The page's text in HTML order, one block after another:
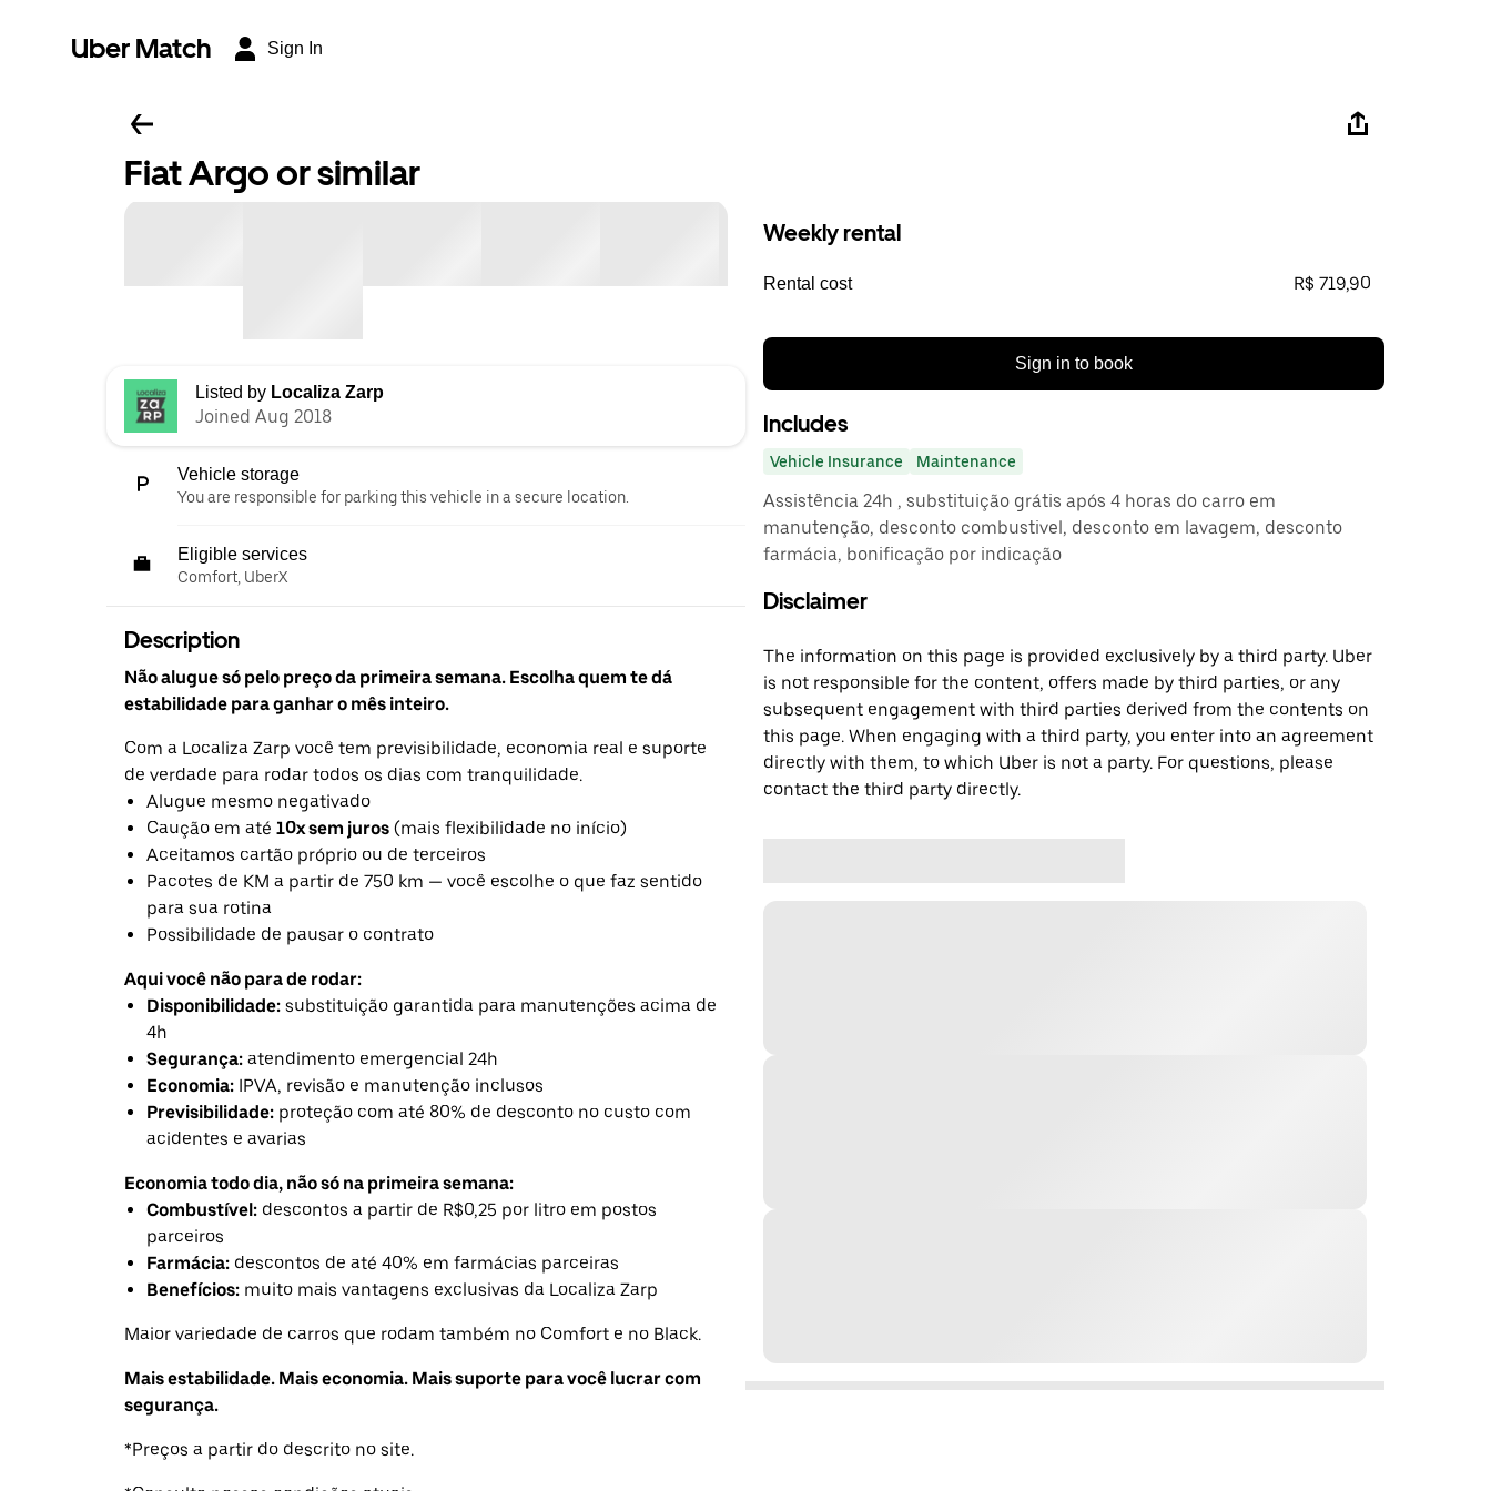
Uber Match Sign In
Fiat Argo or similar
Listed by Localiza Zarp
Joined Aug 2018
Vehicle storage
You are responsible for parking this vehicle in a secure location.
Eligible services
Comfort, UberX
Description
Não alugue só pelo preço da primeira semana. Escolha quem te dá
estabilidade para ganhar o mês inteiro.
Com a Localiza Zarp você tem previsibilidade, economia real e suporte
de verdade para rodar todos os dias com tranquilidade.
Alugue mesmo negativado
Caução em até 10x sem juros (mais flexibilidade no início)
Aceitamos cartão próprio ou de terceiros
Pacotes de KM a partir de 750 km — você escolhe o que faz sentido
para sua rotina
Possibilidade de pausar o contrato
Aqui você não para de rodar:
Disponibilidade: substituição garantida para manutenções acima de
4h
Segurança: atendimento emergencial 24h
Economia: IPVA, revisão e manutenção inclusos
Previsibilidade: proteção com até 80% de desconto no custo com
acidentes e avarias
Economia todo dia, não só na primeira semana:
Combustível: descontos a partir de R$0,25 por litro em postos
parceiros
Farmácia: descontos de até 40% em farmácias parceiras
Benefícios: muito mais vantagens exclusivas da Localiza Zarp
Maior variedade de carros que rodam também no Comfort e no Black.
Mais estabilidade. Mais economia. Mais suporte para você lucrar com
segurança.
*Preços a partir do descrito no site.
Weekly rental
Rental cost R$ 719,90
Sign in to book
Includes
Vehicle Insurance Maintenance
Assistência 24h , substituição grátis após 4 horas do carro em
manutenção, desconto combustivel, desconto em lavagem, desconto
farmácia, bonificação por indicação
Disclaimer
The information on this page is provided exclusively by a third party. Uber
is not responsible for the content, offers made by third parties, or any
subsequent engagement with third parties derived from the contents on
this page. When engaging with a third party, you enter into an agreement
directly with them, to which Uber is not a party. For questions, please
contact the third party directly.